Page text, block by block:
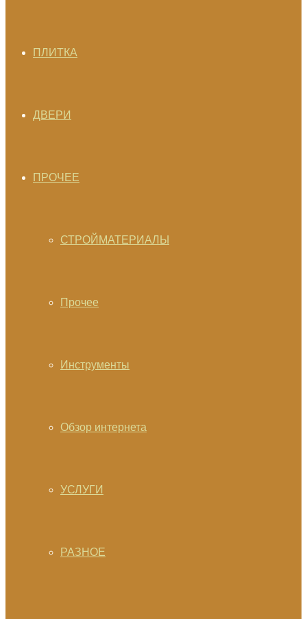
ПЛИТКА
ДВЕРИ
ПРОЧЕЕ
СТРОЙМАТЕРИАЛЫ
Прочее
Инструменты
Обзор интернета
УСЛУГИ
РАЗНОЕ